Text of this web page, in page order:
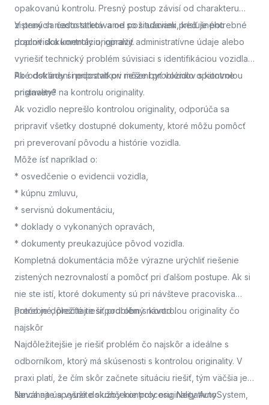
opakovanú kontrolu. Presný postup závisí od charakteru
zistených nedostatkov a od požiadaviek príslušného
pracoviska kontroly originality.
V praxi sa často stretávame so situáciami, keď je potrebné
doplniť dokumentáciu, opraviť administratívne údaje alebo
vyriešiť technický problém súvisiaci s identifikáciou vozidla.
Po odstránení nedostatkov môže byť vozidlo opätovne
pristavené na kontrolu originality.
Aké doklady si pripraviť pri riešení problémov s kontrolou
originality?
Ak vozidlo neprešlo kontrolou originality, odporúča sa
pripraviť všetky dostupné dokumenty, ktoré môžu pomôcť
pri preverovaní pôvodu a histórie vozidla.
Môže ísť napríklad o:
* osvedčenie o evidencii vozidla,
* kúpnu zmluvu,
* servisnú dokumentáciu,
* doklady o vykonaných opravách,
* dokumenty preukazujúce pôvod vozidla.
Kompletná dokumentácia môže výrazne urýchliť riešenie
zistených nezrovnalostí a pomôcť pri ďalšom postupe. Ak si
nie ste istí, ktoré dokumenty sú pri návšteve pracoviska
potrebné, prečítajte si podrobný návod.
Prečo je dôležité riešiť problém s kontrolou originality čo
najskôr
Najdôležitejšie je riešiť problém čo najskôr a ideálne s
odborníkom, ktorý má skúsenosti s kontrolou originality. V
praxi platí, že čím skôr začnete situáciu riešiť, tým väčšia je
šanca na úspešné dokončenie procesu. Negatívny
Neváhajte a využite služby kontroly originality AutoSystem,